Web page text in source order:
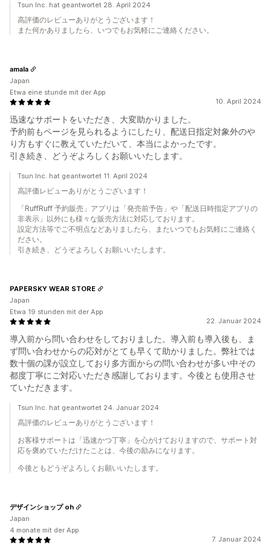
Tsun Inc. hat geantwortet 28. April 2024
高評価のレビューありがとうございます！
また何かありましたら、いつでもお気軽にご連絡ください。
10. April 2024
迅速なサポートをいただき、大変助かりました。
予約前もページを見られるようにしたり、配送日指定対象外のや
り方もすぐに教えていただいて、本当によかったです。
引き続き、どうぞよろしくお願いいたします。
amala
Japan
Etwa eine stunde mit der App
Tsun Inc. hat geantwortet 11. April 2024
高評価レビューありがとうございます！
「RuffRuff 予約販売」アプリは「発売前予告」や「配送日時指定アプリの
非表示」以外にも様々な販売方法に対応しております。
設定方法等でご不明点などありましたら、またいつでもお気軽にご連絡く
ださい。
引き続き、どうぞよろしくお願いいたします。
22. Januar 2024
導入前から問い合わせをしておりました。導入前も導入後も、ま
ず問い合わせからの応対がとても早くて助かりました。弊社では
数十個の課が設立しており多方面からの問い合わせが多い中その
都度丁寧にご対応いただき感謝しております。今後とも使用させ
ていただきます。
PAPERSKY WEAR STORE
Japan
Etwa 19 stunden mit der App
Tsun Inc. hat geantwortet 24. Januar 2024
高評価のレビューありがとうございます！
お客様サポートは「迅速かつ丁寧」を心がけておりますので、サポート対
応を褒めていただけたことは、今後の励みになります。
今後ともどうぞよろしくお願いいたします。
7. Januar 2024
デザインショップ oh
Japan
4 monate mit der App